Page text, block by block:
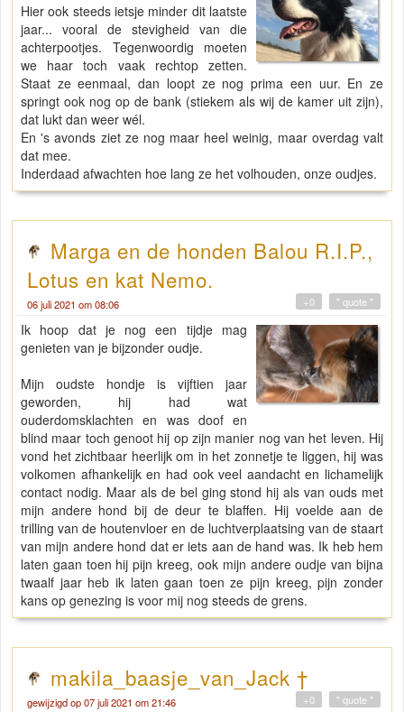
Hier ook steeds ietsje minder dit laatste
jaar... vooral de stevigheid van die
achterpootjes. Tegenwoordig moeten
we haar toch vaak rechtop zetten.
Staat ze eenmaal, dan loopt ze nog prima een uur. En ze
springt ook nog op de bank (stiekem als wij de kamer uit zijn),
dat lukt dan weer wél.
En 's avonds ziet ze nog maar heel weinig, maar overdag valt
dat mee.
Inderdaad afwachten hoe lang ze het volhouden, onze oudjes.
Marga en de honden Balou R.I.P.,
Lotus en kat Nemo.
06 juli 2021 om 08:06 " quote "
+0
Ik hoop dat je nog een tijdje mag
genieten van je bijzonder oudje.
Mijn oudste hondje is vijftien jaar
geworden, hij had wat
ouderdomsklachten en was doof en
blind maar toch genoot hij op zijn manier nog van het leven. Hij
vond het zichtbaar heerlijk om in het zonnetje te liggen, hij was
volkomen afhankelijk en had ook veel aandacht en lichamelijk
contact nodig. Maar als de bel ging stond hij als van ouds met
mijn andere hond bij de deur te blaffen. Hij voelde aan de
trilling van de houtenvloer en de luchtverplaatsing van de staart
van mijn andere hond dat er iets aan de hand was. Ik heb hem
laten gaan toen hij pijn kreeg, ook mijn andere oudje van bijna
twaalf jaar heb ik laten gaan toen ze pijn kreeg, pijn zonder
kans op genezing is voor mij nog steeds de grens.
makila_baasje_van_Jack †
gewijzigd op 07 juli 2021 om 21:46 " quote "
+0